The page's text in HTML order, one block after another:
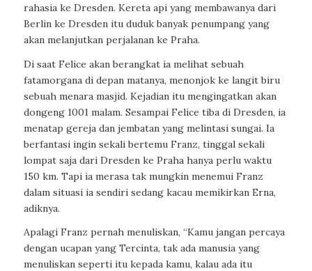
rahasia ke Dresden. Kereta api yang membawanya dari
Berlin ke Dresden itu duduk banyak penumpang yang
akan melanjutkan perjalanan ke Praha.
Di saat Felice akan berangkat ia melihat sebuah
fatamorgana di depan matanya, menonjok ke langit biru
sebuah menara masjid. Kejadian itu mengingatkan akan
dongeng 1001 malam. Sesampai Felice tiba di Dresden, ia
menatap gereja dan jembatan yang melintasi sungai. Ia
berfantasi ingin sekali bertemu Franz, tinggal sekali
lompat saja dari Dresden ke Praha hanya perlu waktu
150 km. Tapi ia merasa tak mungkin menemui Franz
dalam situasi ia sendiri sedang kacau memikirkan Erna,
adiknya.
Apalagi Franz pernah menuliskan, “Kamu jangan percaya
dengan ucapan yang Tercinta, tak ada manusia yang
menuliskan seperti itu kepada kamu, kalau ada itu